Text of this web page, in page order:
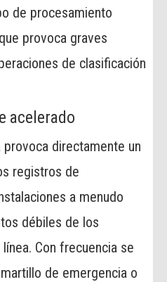
de procesamiento
provoca graves
de clasificación
acelerado
directamente un
registros de
a menudo
débiles de los
Con frecuencia se
de emergencia o